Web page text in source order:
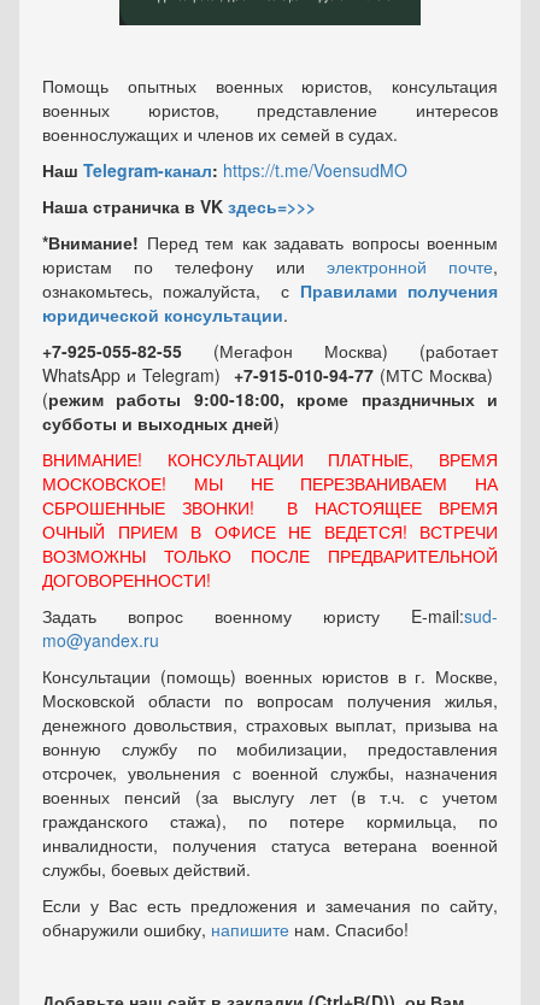
Помощь опытных военных юристов, консультация
военных юристов, представление интересов
военнослужащих и членов их семей в судах.
Наш Telegram-канал: https://t.me/VoensudMO
Наша страничка в VK здесь=>>>
*Внимание! Перед тем как задавать вопросы военным
юристам по телефону или электронной почте,
ознакомьтесь, пожалуйста, с Правилами получения
юридической консультации.
+7-925-055-82-55 (Мегафон Москва) (работает
WhatsApp и Telegram) +7-915-010-94-77 (МТС Москва)
(режим работы 9:00-18:00, кроме праздничных и
субботы и выходных дней)
ВНИМАНИЕ! КОНСУЛЬТАЦИИ ПЛАТНЫЕ, ВРЕМЯ
МОСКОВСКОЕ! МЫ НЕ ПЕРЕЗВАНИВАЕМ НА
СБРОШЕННЫЕ ЗВОНКИ! В НАСТОЯЩЕЕ ВРЕМЯ
ОЧНЫЙ ПРИЕМ В ОФИСЕ НЕ ВЕДЕТСЯ! ВСТРЕЧИ
ВОЗМОЖНЫ ТОЛЬКО ПОСЛЕ ПРЕДВАРИТЕЛЬНОЙ
ДОГОВОРЕННОСТИ!
Задать вопрос военному юристу E-mail:sud-
mo@yandex.ru
Консультации (помощь) военных юристов в г. Москве,
Московской области по вопросам получения жилья,
денежного довольствия, страховых выплат, призыва на
вонную службу по мобилизации, предоставления
отсрочек, увольнения с военной службы, назначения
военных пенсий (за выслугу лет (в т.ч. с учетом
гражданского стажа), по потере кормильца, по
инвалидности, получения статуса ветерана военной
службы, боевых действий.
Если у Вас есть предложения и замечания по сайту,
обнаружили ошибку, напишите нам. Спасибо!